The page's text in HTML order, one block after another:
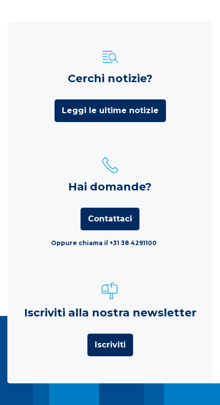
Cerchi notizie?
Leggi le ultime notizie
Hai domande?
Contattaci
Oppure chiama il +31 38 4291100
Iscriviti alla nostra newsletter
Iscriviti